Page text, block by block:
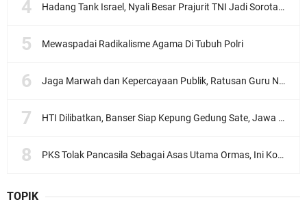
Hadang Tank Israel, Nyali Besar Prajurit TNI Jadi Sorotan Dunia
Mewaspadai Radikalisme Agama Di Tubuh Polri
Jaga Marwah dan Kepercayaan Publik, Ratusan Guru Ngaji Kota Malang Serukan Deklarasi Ramah Anak
HTI Dilibatkan, Banser Siap Kepung Gedung Sate, Jawa Barat
PKS Tolak Pancasila Sebagai Asas Utama Ormas, Ini Komentar PBNU
TOPIK